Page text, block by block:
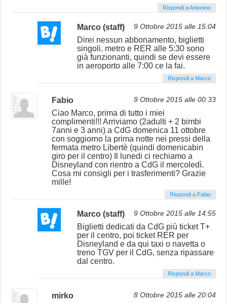
Rispondi a Antonino
Marco (staff) 9 Ottobre 2015 alle 15:04
Direi nessun abbonamento, biglietti
singoli. metro e RER alle 5:30 sono
già funzionanti, quindi se devi essere
in aeroporto alle 7:00 ce la fai.
Rispondi a Marco
Fabio 9 Ottobre 2015 alle 00:33
Ciao Marco, prima di tutto i miei
complimenti!!! Arriviamo (2adulti + 2 bimbi
7anni e 3 anni) a CdG domenica 11 ottobre
con soggiorno la prima notte nei pressi della
fermata metro Libertè (quindi domenicabin
giro per il centro) Il lunedi ci rechiamo a
Disneyland con rientro a CdG il mercoledì.
Cosa mi consigli per i trasferimenti? Grazie
mille!
Rispondi a Fabio
Marco (staff) 9 Ottobre 2015 alle 14:55
Biglietti dedicati da CdG più ticket T+
per il centro, poi ticket RER per
Disneyland e da qui taxi o navetta o
treno TGV per il CdG, senza ripassare
dal centro.
Rispondi a Marco
mirko 8 Ottobre 2015 alle 20:04